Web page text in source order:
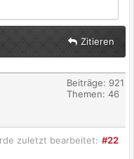
Zitieren
Beiträge: 921
Themen: 46
#22
zuletzt bearbeitet: